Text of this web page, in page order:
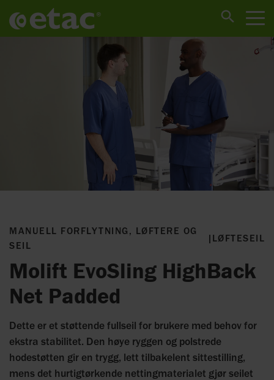
MANUELL FORFLYTNING, LØFTERE OG
SEIL
| LØFTESEIL
Molift EvoSling HighBack
Net Padded
Dette er et støttende fullseil for brukere med behov for
ekstra stabilitet. Den høye ryggen og polstrede
hodestøtten gir en trygg, lett tilbakelent sittestilling,
mens det hurtigtørkende nettingmaterialet gjør seilet